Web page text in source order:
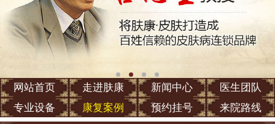
网站首页 走进肤康 新闻中心
医生团队
专业设备
康复案例 预约挂号 来院路线